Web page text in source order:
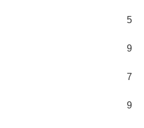
5
9
7
9